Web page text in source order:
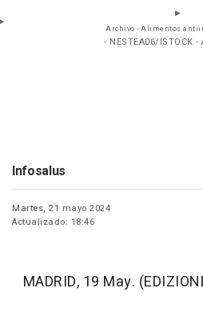
Archivo - Alimentos
- NESTEA06/ISTOCK -
Infosalus
Martes, 21 mayo 2024
Actualizado: 18:46
MADRID, 19 May.